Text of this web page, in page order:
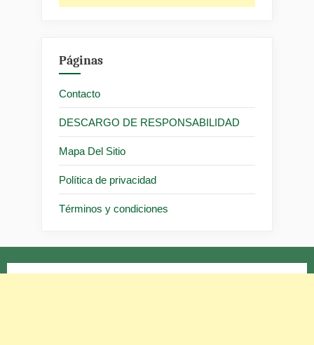
Páginas
Contacto
DESCARGO DE RESPONSABILIDAD
Mapa Del Sitio
Política de privacidad
Términos y condiciones